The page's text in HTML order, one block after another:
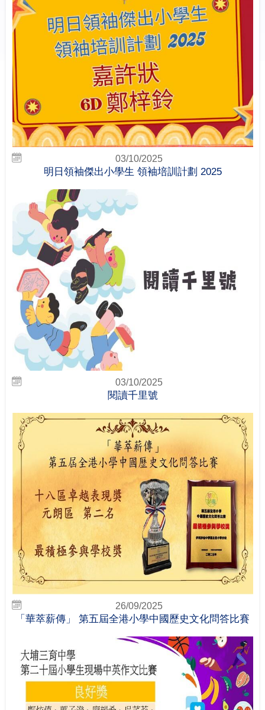
03/10/2025
明日領袖傑出小學生 領袖培訓計劃 2025
03/10/2025
閱讀千里號
26/09/2025
「華萃薪傳」 第五屆全港小學中國歷史文化問答比賽